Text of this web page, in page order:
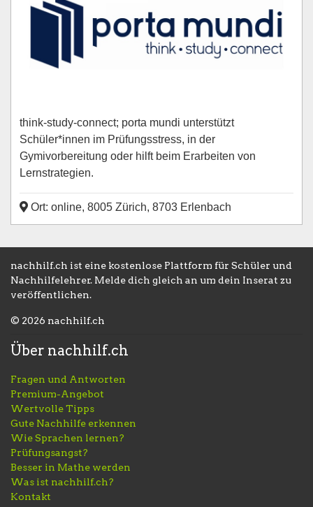
think-study-connect; porta mundi unterstützt
Schüler*innen im Prüfungsstress, in der
Gymivorbereitung oder hilft beim Erarbeiten von
Lernstrategien.
Ort: online, 8005 Zürich, 8703 Erlenbach
nachhilf.ch ist eine kostenlose Plattform für Schüler und
Nachhilfelehrer. Melde dich gleich an um dein Inserat zu
veröffentlichen.
© 2026 nachhilf.ch
Über nachhilf.ch
Fragen und Antworten
Premium-Angebot
Wertvolle Tipps
Gute Nachhilfe erkennen
Wie Sprachen lernen?
Prüfungsangst?
Besser in Mathe werden
Was ist nachhilf.ch?
Kontakt